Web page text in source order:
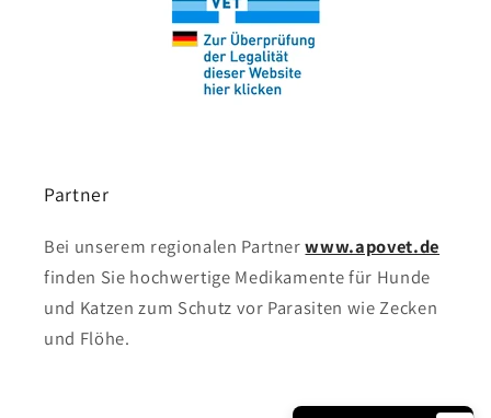
Partner
Bei unserem regionalen Partnerwww.apovet.de
finden Sie hochwertige Medikamente für Hunde
und Katzen zum Schutz vor Parasiten wie Zecken
und Flöhe.